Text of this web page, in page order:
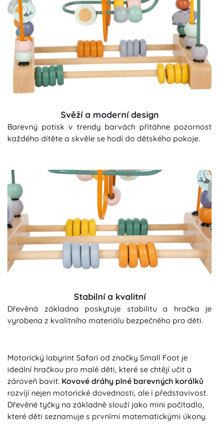
Svěží a moderní design
Barevný potisk v trendy barvách přitáhne pozornost
každého dítěte a skvěle se hodí do dětského pokoje.
Stabilní a kvalitní
Dřevěná základna poskytuje stabilitu a hračka je
vyrobena z kvalitního materiálu bezpečného pro děti.
Motorický labyrint Safari od značky Small Foot je
ideální hračkou pro malé děti, které se chtějí učit a
zároveň bavit. Kovové dráhy plné barevných korálků
rozvíjí nejen motorické dovednosti, ale i představivost.
Dřevěné tyčky na základně slouží jako mini počítadlo,
které děti seznamuje s prvními matematickými úkony.